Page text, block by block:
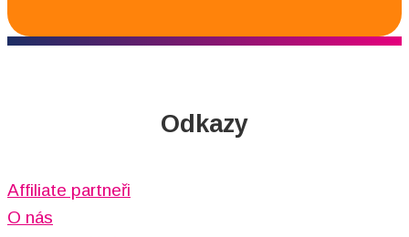
Odkazy
Affiliate partneři
O nás